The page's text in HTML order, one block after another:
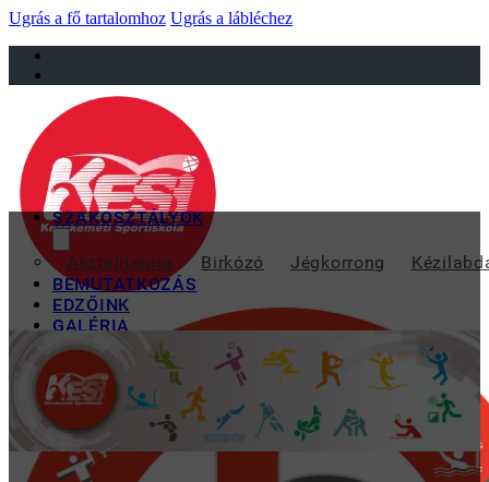
Ugrás a fő tartalomhoz Ugrás a lábléchez
sportiskola@juniorsportkft.hu
SZAKOSZTÁLYOK
Asztalitenisz Birkózó Jégkorrong
BEMUTATKOZÁS
EDZŐINK
GALÉRIA
TAO
KAPCSOLAT